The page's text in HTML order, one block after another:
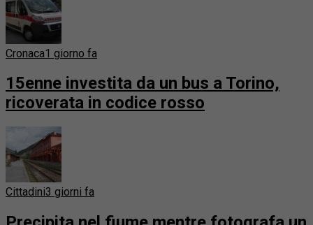
Cronaca1 giorno fa
15enne investita da un bus a Torino,
ricoverata in codice rosso
Cittadini3 giorni fa